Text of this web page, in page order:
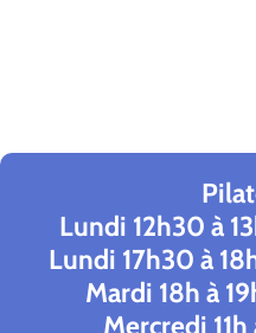
Lundi 12h30 à
Lundi 17h30 à
Mardi 18h à
Mercredi